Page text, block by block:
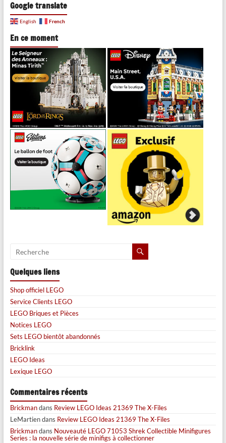
Google translate
English French
En ce moment
Quelques liens
Shop officiel LEGO
Service Clients LEGO
LEGO Briques et Pièces
Notices LEGO
Sets LEGO bientôt abandonnés
Bricklink
LEGO Ideas
Lexique LEGO
Commentaires récents
Brickmandans Review LEGO Ideas 21369 The X-Files
LeMartiendans Review LEGO Ideas 21369 The X-Files
Brickmandans Nouveauté LEGO 71053 Shrek Collectible Minifigures
Series : la nouvelle série de minifigs à collectionner